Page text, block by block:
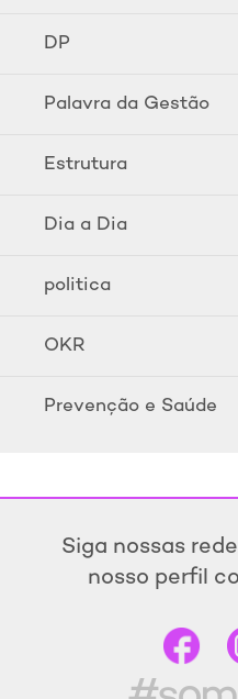
DP
Palavra da Gestão
Estrutura
Dia a Dia
politica
OKR
Prevenção e Saúde
Siga nossas
nosso perfil